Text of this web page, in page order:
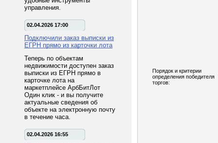
управления.
02.04.2026 17:00
Подключили заказ выписки из
ЕГРН прямо из карточки лота
Теперь по объектам
недвижимости доступен заказ
выписки из ЕГРН прямо в
карточке лота на
маркетплейсе АрбБитЛот
Один клик - и вы получите
актуальные сведения об
объекте на электронную почту
в течение часа.
02.04.2026 16:55
Порядок и критерии
определения победителя
торгов: